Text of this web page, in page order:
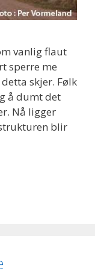
vanlig flaut
sperre me
skjer. Følk
å dumt det
Nå ligger
blir